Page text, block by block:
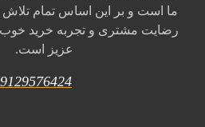
ما است و بر این اساس تمام تلاش
رضایت مشتری و تجربه خرید
عزیز است.